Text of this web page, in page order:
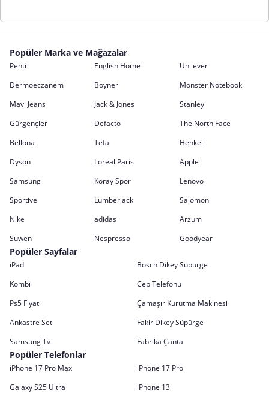
Popüler Marka ve Mağazalar
Penti English Home
Unilever
Dermoeczanem
Boyner
Monster Notebook
Mavi Jeans
Jack & Jones
Stanley
Gürgençler
Defacto
The North Face
Bellona
Tefal
Henkel
Dyson
Loreal Paris
Apple
Samsung
Koray Spor
Lenovo
Sportive
Lumberjack
Salomon
Nike
adidas
Arzum
Suwen
Nespresso Goodyear
Popüler Sayfalar
iPad
Bosch Dikey Süpürge
Kombi
Cep Telefonu
Ps5 Fiyat
Çamaşır Kurutma Makinesi
Ankastre Set
Fakir Dikey Süpürge
Samsung Tv
Fabrika Çanta
Popüler Telefonlar
iPhone 17 Pro Max
iPhone 17 Pro
Galaxy S25 Ultra
iPhone 13